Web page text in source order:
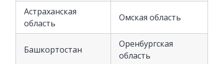
Астраханская
область
Омская область
Башкортостан
Оренбургская
область